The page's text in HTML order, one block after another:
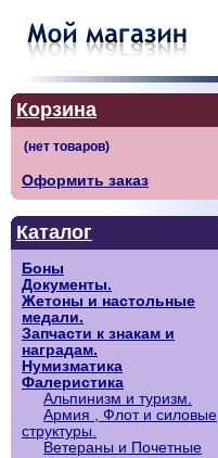
Корзина
Оформить заказ
Каталог
Боны
Документы.
Жетоны и настольные
медали.
Запчасти к знакам и
наградам.
Нумизматика
Фалеристика
Альпинизм и туризм.
Армия , Флот и силовые
структуры.
Ветераны и Почетные